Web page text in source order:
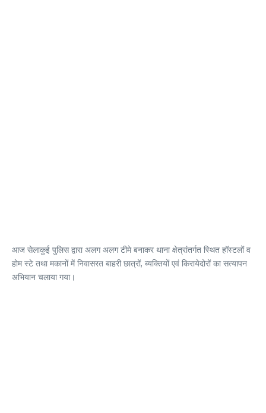
आज सेलाकुई पुलिस द्वारा अलग अलग टीमे बनाकर थाना क्षेत्रांतर्गत स्थित हॉस्टलों व
होम स्टे तथा मकानों में निवासरत बाहरी छात्रों, ब्यक्तियों एवं किरायेदोरों का सत्यापन
अभियान चलाया गया।